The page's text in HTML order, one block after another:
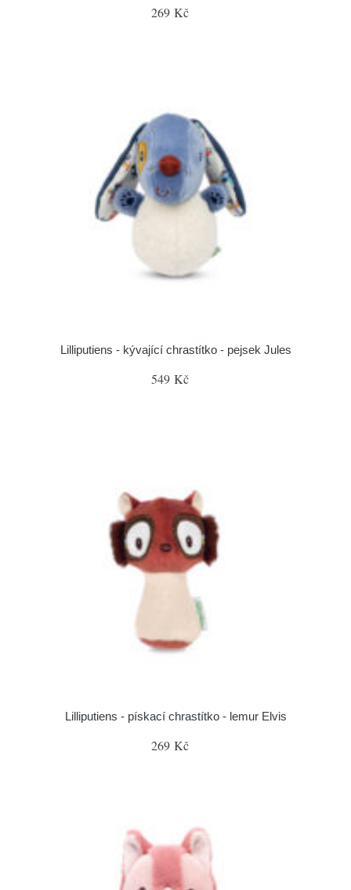
269 Kč
Lilliputiens - kývající chrastítko - pejsek Jules
549 Kč
Lilliputiens - pískací chrastítko - lemur Elvis
269 Kč